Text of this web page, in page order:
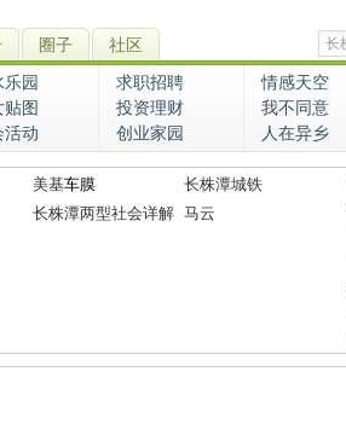
圈子 社区
乐园 求职招聘 情感天空
贴图 投资理财 我不同意
活动 创业家园 人在异乡
美基车膜
长株潭城铁
长株潭两型社会详解 马云